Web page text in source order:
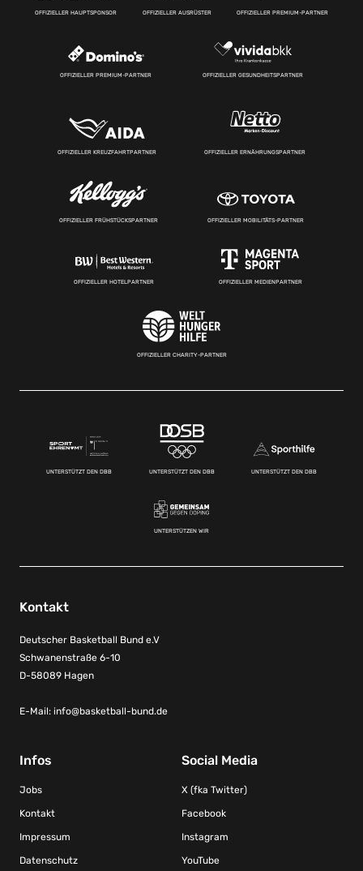
OFFIZIELLER HAUPTSPONSOR OFFIZIELLER AUSRÜSTER OFFIZIELLER PREMIUM-PARTNER
OFFIZIELLER PREMIUM-PARTNER OFFIZIELLER GESUNDHEITSPARTNER
OFFIZIELLER KREUZFAHRTPARTNER OFFIZIELLER ERNÄHRUNGSPARTNER
OFFIZIELLER FRÜHSTÜCKSPARTNER OFFIZIELLER MOBILITÄTS-PARTNER
OFFIZIELLER HOTELPARTNER OFFIZIELLER MEDIENPARTNER
OFFIZIELLER CHARITY-PARTNER
UNTERSTÜTZT DEN DBB UNTERSTÜTZT DEN DBB UNTERSTÜTZT DEN DBB
UNTERSTÜTZEN WIR
Kontakt
Deutscher Basketball Bund e.V
Schwanenstraße 6-10
D-58089 Hagen
E-Mail: info@basketball-bund.de
Infos
Jobs
Kontakt
Impressum
Datenschutz
Social Media
X (fka Twitter)
Facebook
Instagram
YouTube